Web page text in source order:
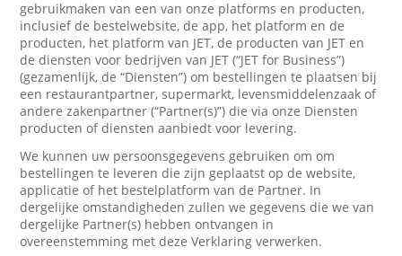
gebruikmaken van een van onze platforms en producten,
inclusief de bestelwebsite, de app, het platform en de
producten, het platform van JET, de producten van JET en
de diensten voor bedrijven van JET (“JET for Business”)
(gezamenlijk, de “Diensten”) om bestellingen te plaatsen bij
een restaurantpartner, supermarkt, levensmiddelenzaak of
andere zakenpartner (“Partner(s)”) die via onze Diensten
producten of diensten aanbiedt voor levering.
We kunnen uw persoonsgegevens gebruiken om om
bestellingen te leveren die zijn geplaatst op de website,
applicatie of het bestelplatform van de Partner. In
dergelijke omstandigheden zullen we gegevens die we van
dergelijke Partner(s) hebben ontvangen in
overeenstemming met deze Verklaring verwerken.